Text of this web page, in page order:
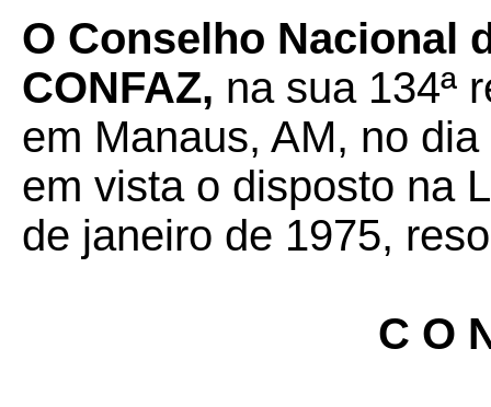
O Conselho Nacional
CONFAZ, na sua 134ª
em Manaus, AM, no
em vista o disposto na
de janeiro de 1975,
C O